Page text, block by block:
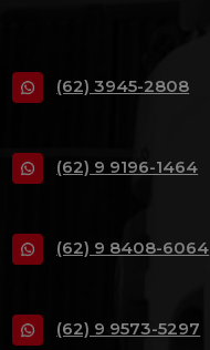
(62) 3945-2808
(62) 9 9196-1464
(62) 9 8408-6064
(62) 9 9573-5297